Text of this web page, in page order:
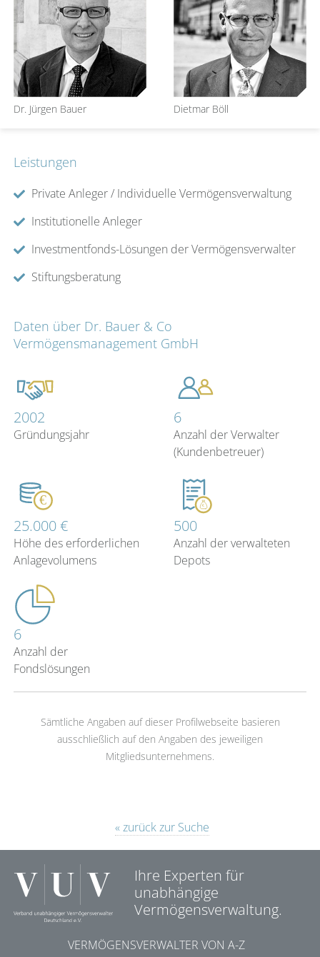
Dr. Jürgen Bauer Dietmar Böll
Leistungen
Private Anleger / Individuelle Vermögensverwaltung
Institutionelle Anleger
Investmentfonds-Lösungen der Vermögensverwalter
Stiftungsberatung
Daten über Dr. Bauer & Co
Vermögensmanagement GmbH
2002
Gründungsjahr
6
Anzahl der Verwalter
(Kundenbetreuer)
25.000 €
Höhe des erforderlichen
Anlagevolumens
500
Anzahl der verwalteten
Depots
6
Anzahl der
Fondslösungen
Sämtliche Angaben auf dieser Profilwebseite basieren
ausschließlich auf den Angaben des jeweiligen
Mitgliedsunternehmens.
« zurück zur Suche
Ihre Experten für
unabhängige
Vermögensverwaltung.
VERMÖGENSVERWALTER VON A-Z